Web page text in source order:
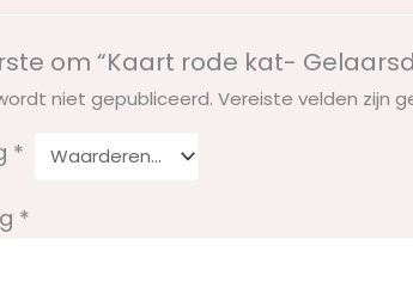
om “Kaart rode kat-
niet gepubliceerd. Vereiste velden zijn
*
*